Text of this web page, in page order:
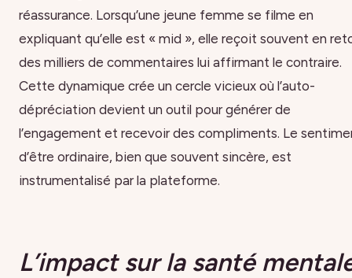
réassurance. Lorsqu’une jeune femme se filme en
expliquant qu’elle est « mid », elle reçoit souvent en
des milliers de commentaires lui affirmant le contraire.
Cette dynamique crée un cercle vicieux où l’auto-
dépréciation devient un outil pour générer de
l’engagement et recevoir des compliments. Le
d’être ordinaire, bien que souvent sincère, est
instrumentalisé par la plateforme.
L’impact sur la santé